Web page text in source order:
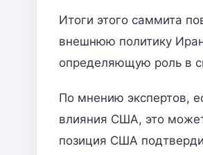
Итоги этого саммита
внешнюю политику
определяющую роль в
По мнению экспертов,
влияния США, это
позиция США